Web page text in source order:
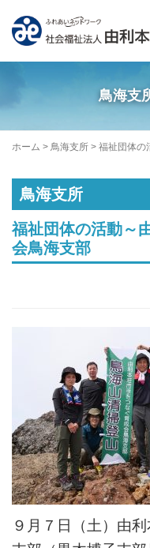
鳥海支
ホーム > 鳥海支所 > 福祉団体の
鳥海支所
福祉団体の活動～
会鳥海支部
９月７日（土）由